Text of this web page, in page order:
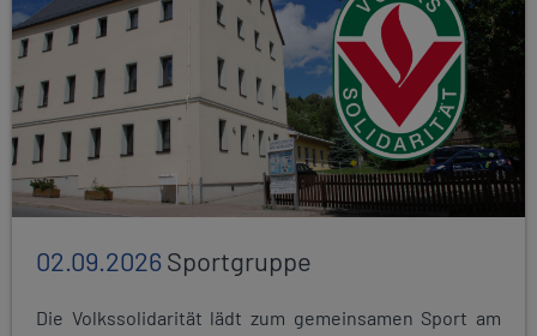
02.09.2026Sportgruppe
Die Volkssolidarität lädt zum gemeinsamen Sport am